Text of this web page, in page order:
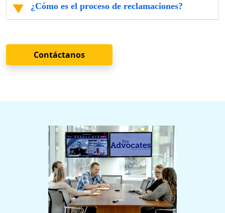
¿Cómo es el proceso de reclamaciones?
Contáctanos